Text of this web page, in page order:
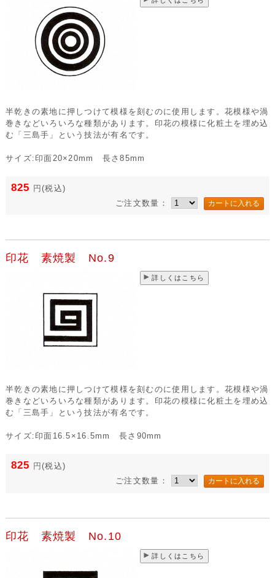
半乾きの素地に押しつけて模様を刻むのに使用します。花模様や渦
巻きなどいろいろな種類があります。印花の模様に化粧土を埋め込
む「三島手」という技法が有名です。
サイズ:印面20×20mm 長さ85mm
825 円 (税込)
ご注文数量：
印花 素焼製 No.9
詳しくはこちら
半乾きの素地に押しつけて模様を刻むのに使用します。花模様や渦
巻きなどいろいろな種類があります。印花の模様に化粧土を埋め込
む「三島手」という技法が有名です。
サイズ:印面16.5×16.5mm 長さ90mm
825 円 (税込)
ご注文数量：
印花 素焼製 No.10
詳しくはこちら